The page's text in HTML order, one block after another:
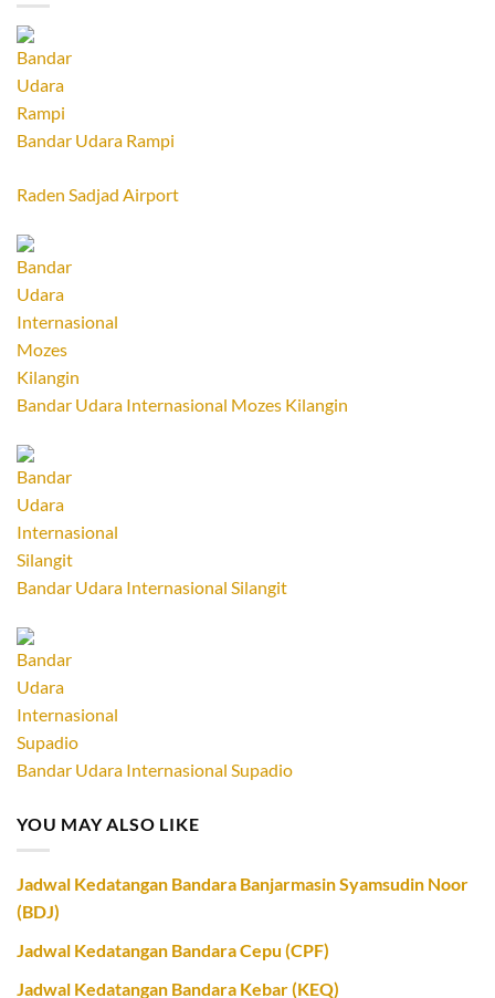
Bandar Udara Rampi
Raden Sadjad Airport
Bandar Udara Internasional Mozes Kilangin
Bandar Udara Internasional Silangit
Bandar Udara Internasional Supadio
YOU MAY ALSO LIKE
Jadwal Kedatangan Bandara Banjarmasin Syamsudin Noor
(BDJ)
Jadwal Kedatangan Bandara Cepu (CPF)
Jadwal Kedatangan Bandara Kebar (KEQ)